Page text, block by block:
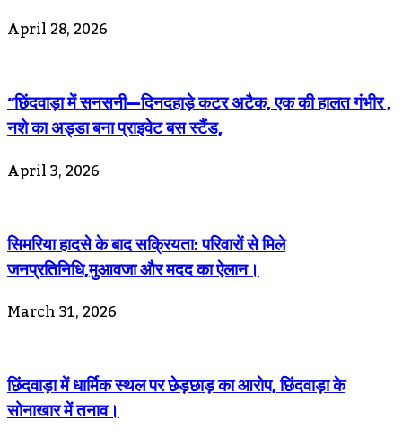
April 28, 2026
“छिंदवाड़ा में सनसनी—दिनदहाड़े कटर अटैक, एक की हालत गंभीर ,
नशे का अड्डा बना प्राइवेट बस स्टैंड,
April 3, 2026
सिमरिया हादसे के बाद सक्रियता: परिवारों से मिले
जनप्रतिनिधि,मुआवजा और मदद का ऐलान।
March 31, 2026
छिंदवाड़ा में धार्मिक स्थल पर छेड़छाड़ का आरोप, छिंदवाड़ा के
सोनाखार में तनाव।